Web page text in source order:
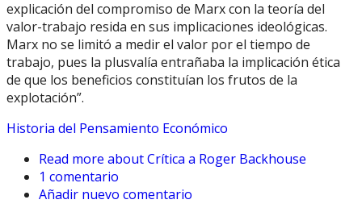
explicación del compromiso de Marx con la teoría del
valor-trabajo resida en sus implicaciones ideológicas.
Marx no se limitó a medir el valor por el tiempo de
trabajo, pues la plusvalía entrañaba la implicación ética
de que los beneficios constituían los frutos de la
explotación”.
Historia del Pensamiento Económico
Read more about Crítica a Roger Backhouse
1 comentario
Añadir nuevo comentario